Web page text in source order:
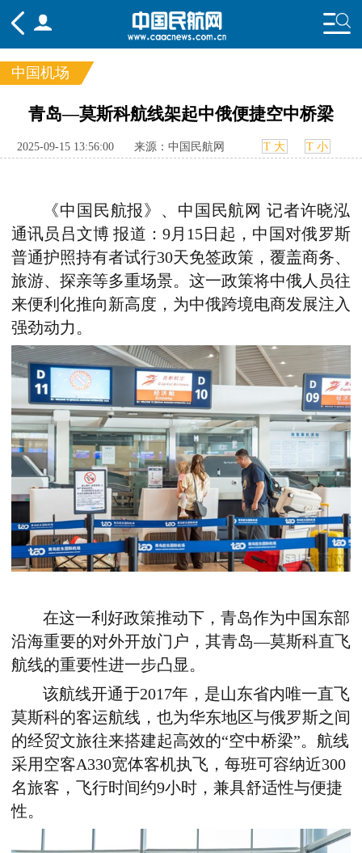
频道
国内 国际
行业
中国机场
青岛—莫斯科航线架起中俄便捷空中桥梁
2025-09-15 13:56:00 来源：中国民航网 T 大 T 小
《中国民航报》、中国民航网 记者许晓泓
通讯员吕文博 报道： 9月 15日起，中国对俄罗斯
普通护照持有者试行30天免签政策，覆盖商务、
旅游、探亲等多重场景。这一政策将中俄人员往
来便利化推向新高度，为中俄跨境电商发展注入
强劲动力。
在这一利好政策推动下，青岛作为中国东部
沿海重要的对外开放门户，其青岛—莫斯科直飞
航线的重要性进一步凸显。
该航线开通于2017年，是山东省内唯一直飞
莫斯科的客运航线，也为华东地区与俄罗斯之间
的经贸文旅往来搭建起高效的“空中桥梁”。航线
采用空客A330宽体客机执飞，每班可容纳近300
名旅客，飞行时间约9小时，兼具舒适性与便捷
性。